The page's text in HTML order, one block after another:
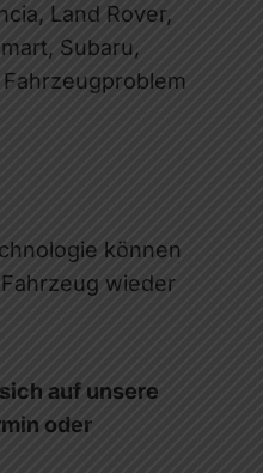
Land Rover,
Subaru,
können
wieder
auf unsere
oder